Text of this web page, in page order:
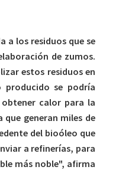
a los residuos que se
de zumos.
estos residuos en
se podría
calor para la
que generan miles de
del bioóleo que
a refinerías, para
más noble", afirma